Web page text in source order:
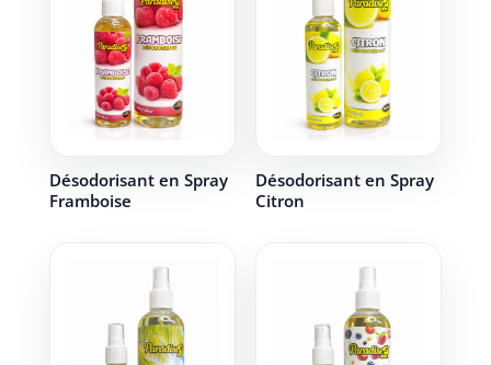
Désodorisant en Spray
Framboise
Désodorisant en Spray
Citron